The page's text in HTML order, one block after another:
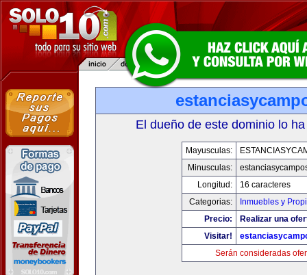
El dueño de este dominio lo
Mayusculas:
Minusculas:
Longitud:
16 caracteres
Categorias:
Inmuebles y
Precio:
Realizar una
Visitar!
Serán consideradas